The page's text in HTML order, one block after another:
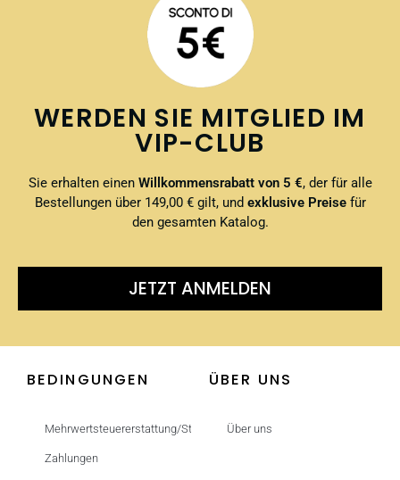
WERDEN SIE MITGLIED IM
VIP-CLUB
Sie erhalten einenWillkommensrabatt von 5 €, der für alle
Bestellungen über 149,00 € gilt, und exklusive Preisefür
den gesamten Katalog.
JETZT ANMELDEN
BEDINGUNGEN
Mehrwertsteuererstattung/Steuerfrei
Zahlungen
ÜBER UNS
Über uns